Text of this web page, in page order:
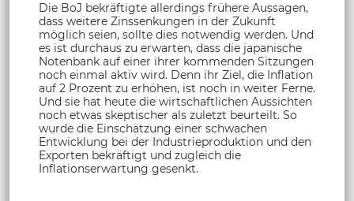
Die BoJ bekräftigte allerdings frühere Aussagen,
dass weitere Zinssenkungen in der Zukunft
möglich seien, sollte dies notwendig werden. Und
es ist durchaus zu erwarten, dass die japanische
Notenbank auf einer ihrer kommenden Sitzungen
noch einmal aktiv wird. Denn ihr Ziel, die Inflation
auf 2 Prozent zu erhöhen, ist noch in weiter Ferne.
Und sie hat heute die wirtschaftlichen Aussichten
noch etwas skeptischer als zuletzt beurteilt. So
wurde die Einschätzung einer schwachen
Entwicklung bei der Industrieproduktion und den
Exporten bekräftigt und zugleich die
Inflationserwartung gesenkt.